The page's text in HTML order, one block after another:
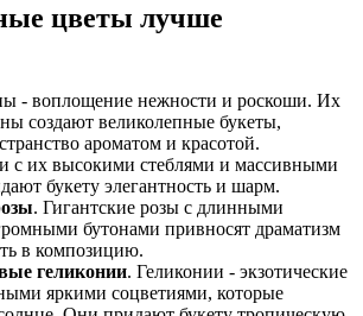
цветы лучше
- воплощение нежности и роскоши. Их
создают великолепные букеты,
ароматом и красотой.
с их высокими стеблями и массивными
букету элегантность и шарм.
. Гигантские розы с длинными
бутонами привносят драматизм
в композицию.
геликонии. Геликонии - экзотические
яркими соцветиями, которые